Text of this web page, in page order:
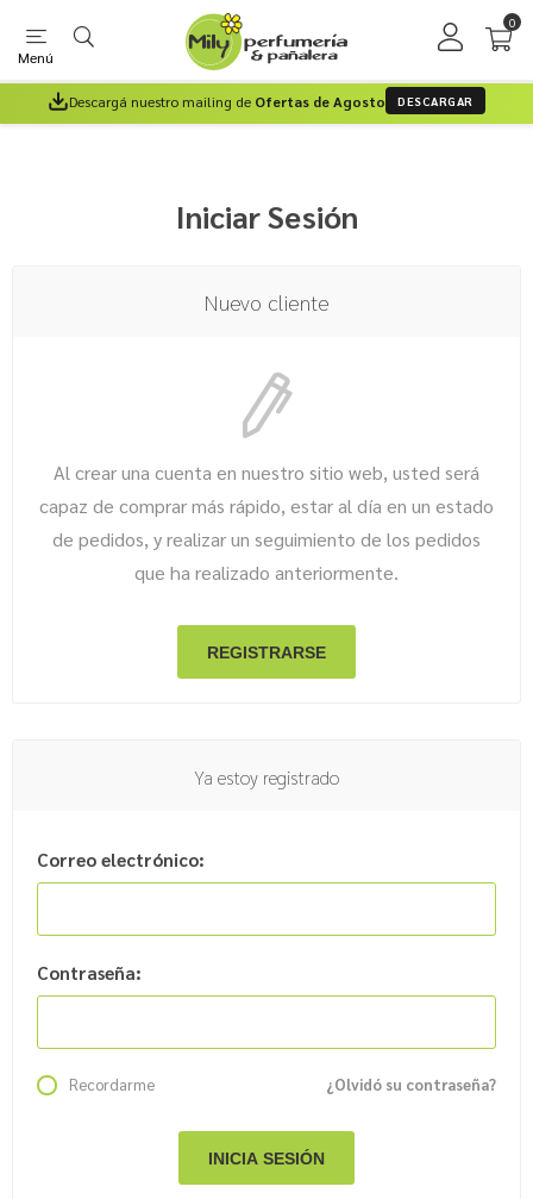
Menú
0
Descargá nuestro mailing de Ofertas de Agosto DESCARGAR
Iniciar Sesión
Nuevo cliente
Al crear una cuenta en nuestro sitio web, usted será
capaz de comprar más rápido, estar al día en un estado
de pedidos, y realizar un seguimiento de los pedidos
que ha realizado anteriormente.
Ya estoy registrado
Correo electrónico:
Contraseña:
¿Olvidó su contraseña?
Recordarme